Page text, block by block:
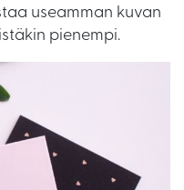
useamman kuvan
pienempi.